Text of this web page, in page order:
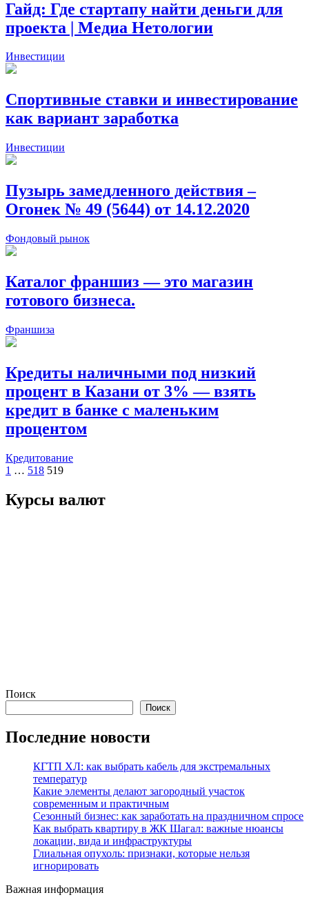
Гайд: Где стартапу найти деньги для
проекта | Медиа Нетологии
Инвестиции
Спортивные ставки и инвестирование
как вариант заработка
Инвестиции
Пузырь замедленного действия –
Огонек № 49 (5644) от 14.12.2020
Фондовый рынок
Каталог франшиз — это магазин
готового бизнеса.
Франшиза
Кредиты наличными под низкий
процент в Казани от 3% — взять
кредит в банке с маленьким
процентом
Кредитование
Пагинация
записей
1 … 518 519
Курсы валют
Поиск
Поиск
Последние новости
КГТП ХЛ: как выбрать кабель для экстремальных
температур
Какие элементы делают загородный участок
современным и практичным
Сезонный бизнес: как заработать на праздничном спросе
Как выбрать квартиру в ЖК Шагал: важные нюансы
локации, вида и инфраструктуры
Глиальная опухоль: признаки, которые нельзя
игнорировать
Важная информация